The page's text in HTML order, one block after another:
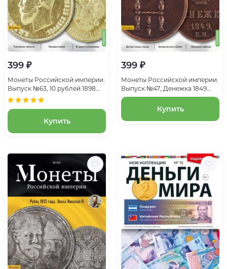
399 ₽
Монеты Российской империи.
Выпуск №63, 10 рублей 1898
года. Эпоха Николая II
Купить
399 ₽
Монеты Российской империи.
Выпуск №47, Денежка 1849
года. Эпоха Николая I
Купить